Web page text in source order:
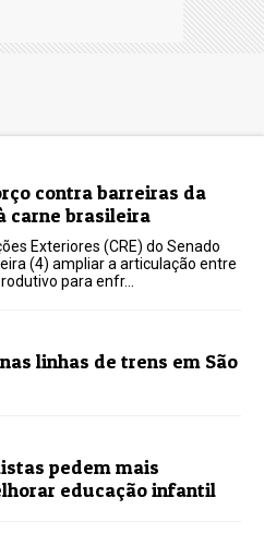
contra barreiras da
carne brasileira
Exteriores (CRE) do Senado
(4) ampliar a articulação entre
para enfr...
linhas de trens em São
pedem mais
educação infantil